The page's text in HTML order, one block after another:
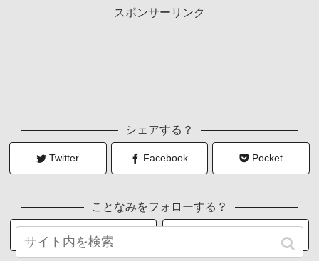
スポンサーリンク
シェアする？
Twitter Facebook Pocket
ことなみをフォローする？